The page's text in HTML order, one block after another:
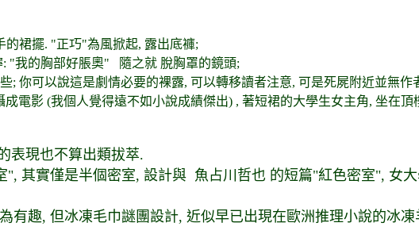
裙擺. "正巧"為風掀起, 露出底褲;
"我的胸部好脹奧" 隨之就 脫胸罩的鏡頭;
; 你可以說這是劇情必要的裸露, 可以轉移讀者注意, 可是死屍附近並無作
成電影 (我個人覺得遠不如小說成績傑出) , 著短裙的大學生女主角, 坐在
表現也不算出類拔萃.
", 其實僅是半個密室, 設計與 魚占川哲也 的短篇"紅色密室", 女
有趣, 但冰凍毛巾謎團設計, 近似早已出現在歐洲推理小說的冰